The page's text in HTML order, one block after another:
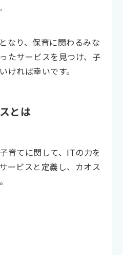
なり、保育に関わるみな
たサービスを見つけ、子
ければ幸いです。
とは
育てに関して、ITの力を
ービスと定義し、カオス